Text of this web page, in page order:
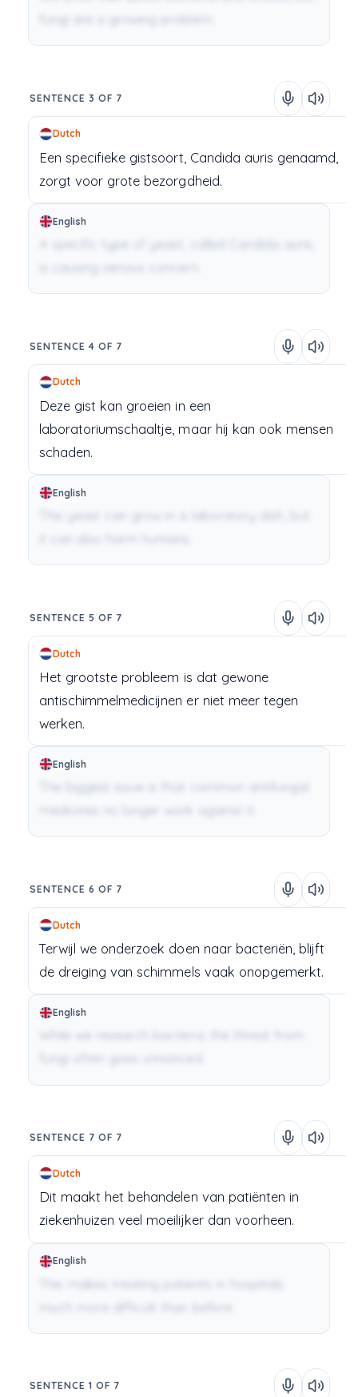
SENTENCE 3 OF 7
Dutch
Een specifieke gistsoort, Candida auris genaamd,
zorgt voor grote bezorgdheid.
English
A specific type of yeast, called Candida auris,
SENTENCE 4 OF 7
Dutch
Deze gist kan groeien in een
laboratoriumschaaltje, maar hij kan ook mensen
schaden.
English
SENTENCE 5 OF 7
Dutch
Het grootste probleem is dat gewone
antischimmelmedicijnen er niet meer tegen
werken.
English
SENTENCE 6 OF 7
Dutch
Terwijl we onderzoek doen naar bacteriën, blijft
de dreiging van schimmels vaak onopgemerkt.
English
SENTENCE 7 OF 7
Dutch
Dit maakt het behandelen van patiënten in
ziekenhuizen veel moeilijker dan voorheen.
English
This makes treating patients in hospitals
SENTENCE 1 OF 7